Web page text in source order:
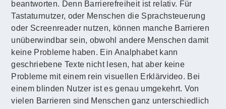
beantworten. Denn Barrierefreiheit ist relativ. Für
Tastaturnutzer, oder Menschen die Sprachsteuerung
oder Screenreader nutzen, können manche Barrieren
unüberwindbar sein, obwohl andere Menschen damit
keine Probleme haben. Ein Analphabet kann
geschriebene Texte nicht lesen, hat aber keine
Probleme mit einem rein visuellen Erklärvideo. Bei
einem blinden Nutzer ist es genau umgekehrt. Von
vielen Barrieren sind Menschen ganz unterschiedlich